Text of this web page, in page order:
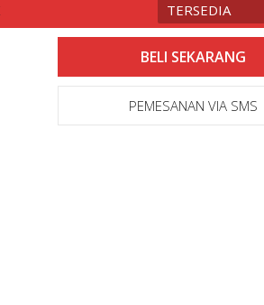
TERSEDIA
PEMESANAN VIA SMS